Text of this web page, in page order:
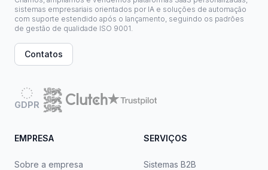
sistemas empresariais orientados por IA e soluções de automação
com suporte estendido após o lançamento, seguindo os padrões
de gestão de qualidade ISO 9001.
Contatos
GDPR
EMPRESA
Sobre a empresa
SERVIÇOS
Sistemas B2B